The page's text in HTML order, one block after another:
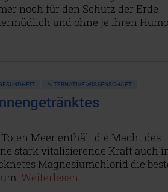
noch für den Schutz der Erde
und ohne je ihren
ALTERNATIVE WISSENSCHAFT
Meer enthält die Macht des
stark vitalisierende Kraft auch
Magnesiumchlorid die
Weiterlesen...